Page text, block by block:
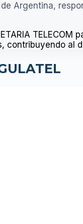
Argentina,
contribuyendo al